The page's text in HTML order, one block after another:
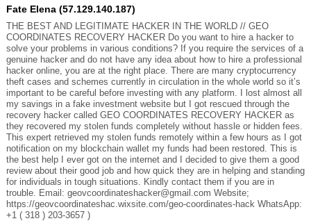
Fate Elena (57.129.140.187)
THE BEST AND LEGITIMATE HACKER IN THE WORLD // GEO
COORDINATES RECOVERY HACKER Do you want to hire a hacker to
solve your problems in various conditions? If you require the services of a
genuine hacker and do not have any idea about how to hire a professional
hacker online, you are at the right place. There are many cryptocurrency
theft cases and schemes currently in circulation in the whole world so it’s
important to be careful before investing with any platform. I lost almost all
my savings in a fake investment website but I got rescued through the
recovery hacker called GEO COORDINATES RECOVERY HACKER as
they recovered my stolen funds completely without hassle or hidden fees.
This expert retrieved my stolen funds remotely within a few hours as I got
notification on my blockchain wallet my funds had been restored. This is
the best help I ever got on the internet and I decided to give them a good
review about their good job and how quick they are in helping and standing
for individuals in tough situations. Kindly contact them if you are in
trouble. Email: geovcoordinateshacker@gmail.com Website;
https://geovcoordinateshac.wixsite.com/geo-coordinates-hack WhatsApp:
+1 ( 318 ) 203-3657 )